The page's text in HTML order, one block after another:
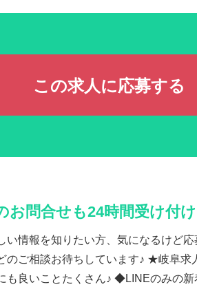
この求人に応募する
お問合せも24時間受け付
い情報を知りたい方、気になるけど
のご相談お待ちしています♪ ★岐阜求
も良いことたくさん♪ ◆LINEのみの